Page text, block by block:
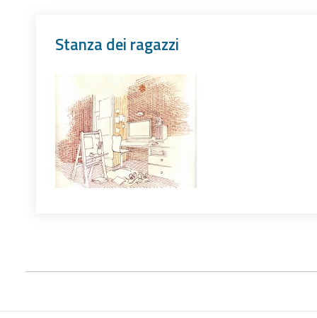
Stanza dei ragazzi